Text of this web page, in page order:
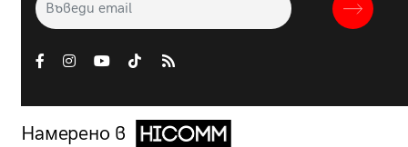
Намерено в